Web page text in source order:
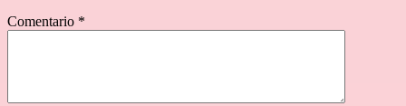
Comentario *